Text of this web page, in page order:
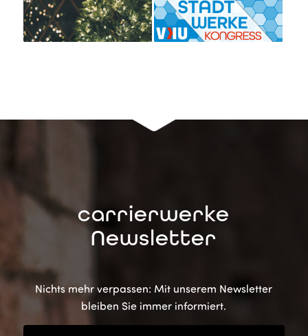
carrierwerke
Newsletter
Nichts mehr verpassen: Mit unserem Newsletter
bleiben Sie immer informiert.